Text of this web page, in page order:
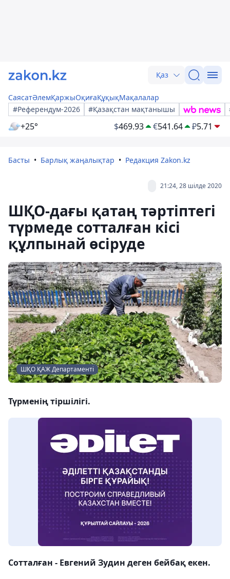
Қаз
СаясатӘлемҚаржыОқиғаҚұқықМақалалар
#Референдум-2026
#Қазақстан мақтанышы
+25° $469.93 €541.64 ₽5.71
Басты Барлық жаңалықтар Редакция Zakon.kz
21:24, 28 шілде 2020
ШҚО-дағы қатаң тәртіптегі
түрмеде сотталған кісі
құлпынай өсіруде
ШҚО ҚАЖ Департаменті
Түрменің тіршілігі.
Сотталған - Евгений Зудин деген бейбақ екен.